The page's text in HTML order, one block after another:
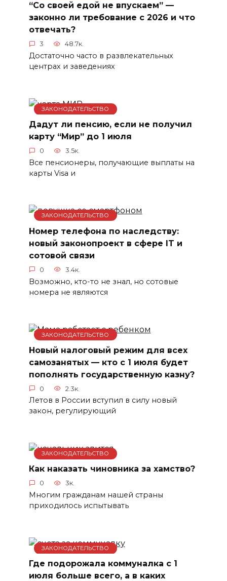
“Со своей едой не впускаем” —
законно ли требование с 2026 и что
отвечать?
3 48.7к.
Достаточно часто в развлекательных
центрах и заведениях
ЗАКОНОДАТЕЛЬСТВО
Дадут ли пенсию, если не получил
карту “Мир” до 1 июля
0 3.5к.
Все пенсионеры, получающие выплаты на
карты Visa и
ЗАКОНОДАТЕЛЬСТВО
Номер телефона по наследству:
новый законопроект в сфере IT и
сотовой связи
0 3.4к.
Возможно, кто-то не знал, но сотовые
номера не являются
ЗАКОНОДАТЕЛЬСТВО
Новый налоговый режим для всех
самозанятых — кто с 1 июля будет
пополнять государственную казну?
0 2.3к.
Летов в России вступил в силу новый
закон, регулирующий
ЗАКОНОДАТЕЛЬСТВО
Как наказать чиновника за хамство?
0 3к.
Многим гражданам нашей страны
приходилось испытывать
ЗАКОНОДАТЕЛЬСТВО
Где подорожала коммуналка с 1
июля больше всего, а в каких